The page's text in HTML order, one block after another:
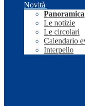
Novità
Panoramica
Le notizie
Le circolari
Calendario
Interpello